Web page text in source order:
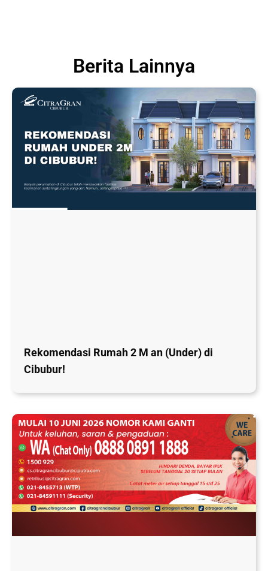
Berita Lainnya
Rekomendasi Rumah 2 M an (Under) di
Cibubur!